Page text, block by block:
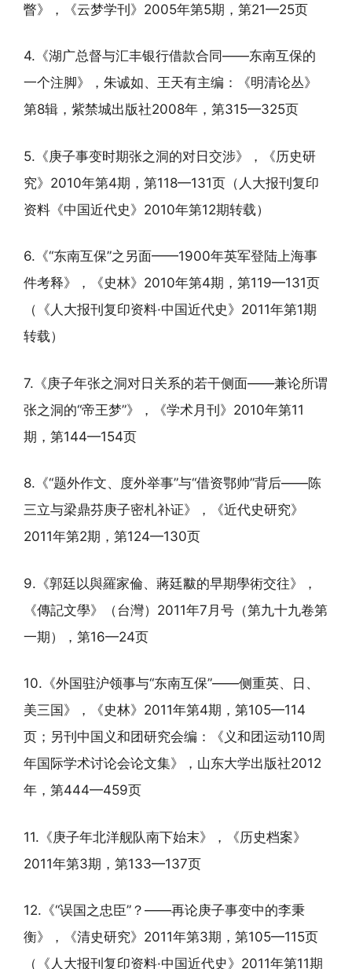
瞥》，《云梦学刊》2005年第5期，第21—25页
4.《湖广总督与汇丰银行借款合同——东南互保的
一个注脚》，朱诚如、王天有主编：《明清论丛》
第8辑，紫禁城出版社2008年，第315—325页
5.《庚子事变时期张之洞的对日交涉》，《历史研
究》2010年第4期，第118—131页（人大报刊复印
资料《中国近代史》2010年第12期转载）
6.《“东南互保”之另面——1900年英军登陆上海事
件考释》，《史林》2010年第4期，第119—131页
（《人大报刊复印资料·中国近代史》2011年第1期
转载）
7.《庚子年张之洞对日关系的若干侧面——兼论所谓
张之洞的“帝王梦”》，《学术月刊》2010年第11
期，第144—154页
8.《“题外作文、度外举事”与“借资鄂帅”背后——陈
三立与梁鼎芬庚子密札补证》，《近代史研究》
2011年第2期，第124—130页
9.《郭廷以與羅家倫、蔣廷黻的早期學術交往》，
《傳記文學》（台灣）2011年7月号（第九十九卷第
一期），第16—24页
10.《外国驻沪领事与“东南互保”——侧重英、日、
美三国》，《史林》2011年第4期，第105—114
页；另刊中国义和团研究会编：《义和团运动110周
年国际学术讨论会论文集》，山东大学出版社2012
年，第444—459页
11.《庚子年北洋舰队南下始末》，《历史档案》
2011年第3期，第133—137页
12.《“误国之忠臣”？——再论庚子事变中的李秉
衡》，《清史研究》2011年第3期，第105—115页
（《人大报刊复印资料·中国近代史》2011年第11期